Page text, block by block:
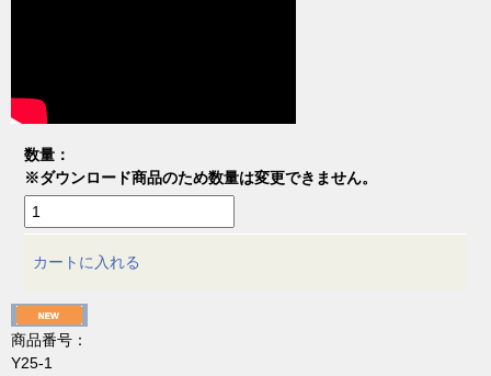
数量：
※ダウンロード商品のため数量は変更できません。
カートに入れる
商品番号：
Y25-1